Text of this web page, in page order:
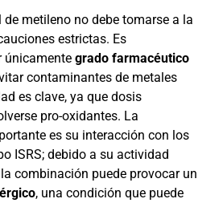
metileno no debe tomarse a la
estrictas. Es
grado farmacéutico
contaminantes de metales
es clave, ya que dosis
pro-oxidantes. La
es su interacción con los
ISRS; debido a su actividad
combinación puede provocar un
, una condición que puede